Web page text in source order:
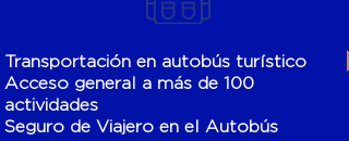
Transportación en autobús turístico
Acceso general a más de 100
actividades
Seguro de Viajero en el Autobús